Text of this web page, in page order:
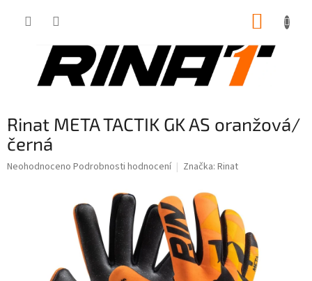
Rinat META TACTIK GK AS oranžová/
černá
Průměrné
Neohodnoceno Podrobnosti hodnocení Značka: Rinat